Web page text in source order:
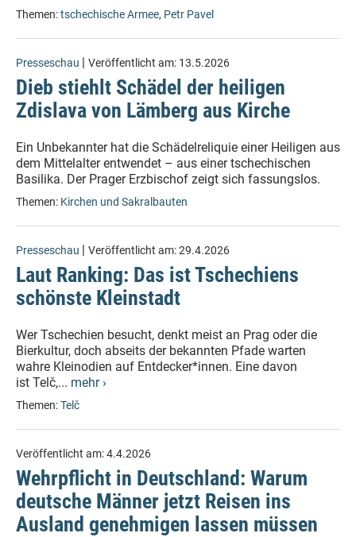
Themen:tschechische Armee, Petr Pavel
Presseschau | Veröffentlicht am: 13.5.2026
Dieb stiehlt Schädel der heiligen
Zdislava von Lämberg aus Kirche
Ein Unbekannter hat die Schädelreliquie einer Heiligen aus
dem Mittelalter entwendet – aus einer tschechischen
Basilika. Der Prager Erzbischof zeigt sich fassungslos.
Themen: Kirchen und Sakralbauten
Presseschau | Veröffentlicht am:29.4.2026
Laut Ranking: Das ist Tschechiens
schönste Kleinstadt
Wer Tschechien besucht, denkt meist an Prag oder die
Bierkultur, doch abseits der bekannten Pfade warten
wahre Kleinodien auf Entdecker*innen. Eine davon
ist Telč,... mehr ›
Themen:Telč
Veröffentlicht am:4.4.2026
Wehrpflicht in Deutschland: Warum
deutsche Männer jetzt Reisen ins
Ausland genehmigen lassen müssen